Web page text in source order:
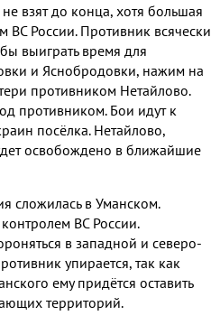
взят до конца, хотя большая
ВС России. Противник всячески
выиграть время для
и Яснобродовки, нажим на
противником Нетайлово.
противником. Бои идут к
посёлка. Нетайлово,
освобождено в ближайшие
сложилась в Уманском.
ВС России.
в западной и северо-
упирается, так как
ему придётся оставить
территорий.